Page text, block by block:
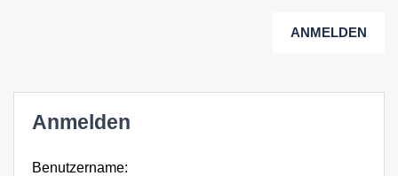
ANMELDEN
Anmelden
Benutzername: